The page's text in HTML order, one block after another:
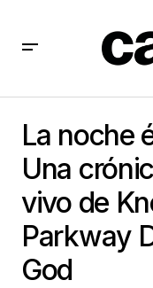
en vivo de
God
La noche
Una
vivo de
Parkway
God